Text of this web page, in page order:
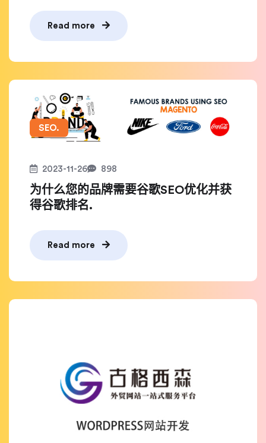
Read more
SEO.
2023-11-26 898
为什么您的品牌需要谷歌SEO优化并获
得谷歌排名.
Read more